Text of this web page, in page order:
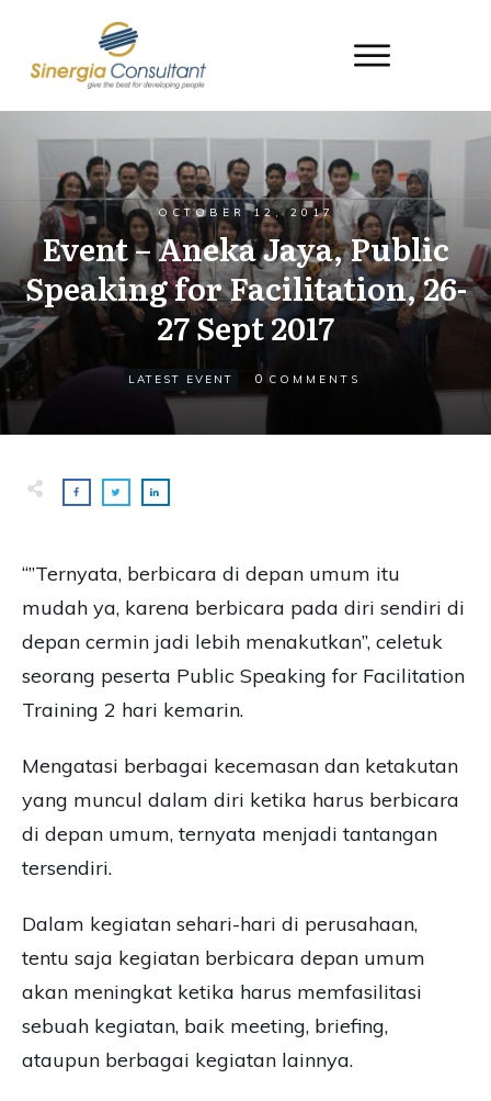
OCTOBER 12, 2017
Event – Aneka Jaya, Public
Speaking for Facilitation, 26-
27 Sept 2017
LATEST EVENT 0 COMMENTS
“”Ternyata, berbicara di depan umum itu
mudah ya, karena berbicara pada diri sendiri di
depan cermin jadi lebih menakutkan”, celetuk
seorang peserta Public Speaking for Facilitation
Training 2 hari kemarin.
Mengatasi berbagai kecemasan dan ketakutan
yang muncul dalam diri ketika harus berbicara
di depan umum, ternyata menjadi tantangan
tersendiri.
Dalam kegiatan sehari-hari di perusahaan,
tentu saja kegiatan berbicara depan umum
akan meningkat ketika harus memfasilitasi
sebuah kegiatan, baik meeting, briefing,
ataupun berbagai kegiatan lainnya.